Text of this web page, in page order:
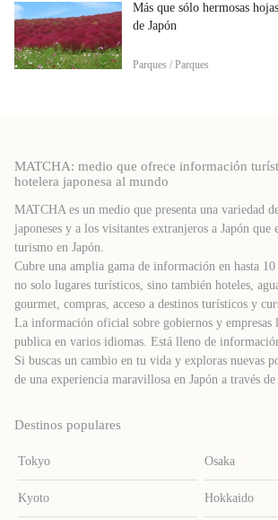
Más que sólo hermosas
de Japón
Parques / Parques
MATCHA: medio que ofrece información
hotelera japonesa al mundo
MATCHA es un medio que presenta una variedad
japoneses y a los visitantes extranjeros a Japón que
turismo en Japón.
Cubre una amplia gama de información en hasta
no solo lugares turísticos, sino también hoteles,
gourmet, compras, acceso a destinos turísticos y
La información oficial sobre gobiernos y empresas
publica en varios idiomas. Está lleno de
Si buscas un cambio en tu vida y exploras nuevas
de una experiencia maravillosa en Japón a través
Destinos populares
Tokyo Osaka
Kyoto Hokkaido